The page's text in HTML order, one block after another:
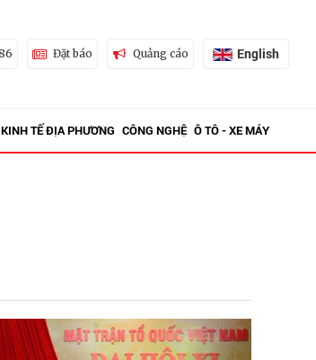
Đặt báo Quảng cáo English
KINH TẾ ĐỊA PHƯƠNG CÔNG NGHỆ Ô TÔ - XE MÁY